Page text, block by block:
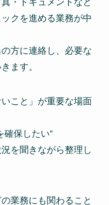
・ドキュメントなど
クを進める業務が中
方に連絡し、必要な
ます。
こと」が重要な場面
確保したい”
を聞きながら整理し
業務にも関わること